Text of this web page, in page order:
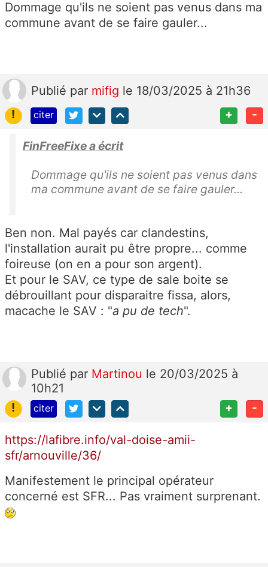
Dommage qu'ils ne soient pas venus dans ma
commune avant de se faire gauler...
Publié par mifig le 18/03/2025 à 21h36
!
citer + -
FinFreeFixe a écrit
Dommage qu'ils ne soient pas venus dans
ma commune avant de se faire gauler...
Ben non. Mal payés car clandestins,
l'installation aurait pu être propre... comme
foireuse (on en a pour son argent).
Et pour le SAV, ce type de sale boite se
débrouillant pour disparaitre fissa, alors,
macache le SAV : "a pu de tech".
Publié par Martinou le 20/03/2025 à
10h21
!
citer + -
https://lafibre.info/val-doise-amii-
sfr/arnouville/36/
Manifestement le principal opérateur
concerné est SFR... Pas vraiment surprenant.